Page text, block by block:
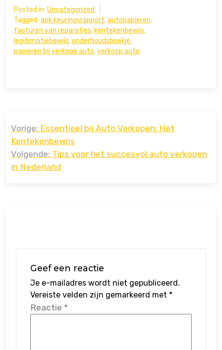
Posted in: Uncategorized
Tagged: apk keuringsrapport,autopapieren,
facturen van reparaties, kentekenbewijs,
legitimatiebewijs,onderhoudsboekje,
papieren bij verkoop auto,verkoop auto
navigatie
Vorige: Essentieel bij Auto Verkopen: Het
Kentekenbewijs
Volgende: Tips voor het succesvol auto verkopen
in Nederland
Geef een reactie
Je e-mailadres wordt niet gepubliceerd.
Vereiste velden zijn gemarkeerd met *
Reactie *